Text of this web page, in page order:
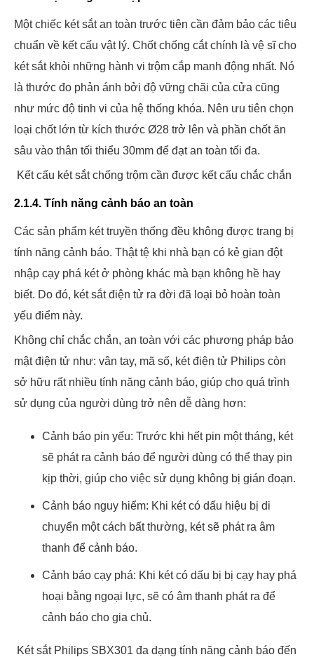
Một chiếc két sắt an toàn trước tiên cần đảm bảo các tiêu
chuẩn về kết cấu vật lý. Chốt chống cắt chính là vệ sĩ cho
két sắt khỏi những hành vi trộm cắp manh động nhất. Nó
là thước đo phản ánh bởi độ vững chãi của cửa cũng
như mức độ tinh vi của hệ thống khóa. Nên ưu tiên chọn
loại chốt lớn từ kích thước Ø28 trở lên và phần chốt ăn
sâu vào thân tối thiểu 30mm để đạt an toàn tối đa.
Kết cấu két sắt chống trộm cần được kết cấu chắc chắn
2.1.4. Tính năng cảnh báo an toàn
Các sản phẩm két truyền thống đều không được trang bị
tính năng cảnh báo. Thật tệ khi nhà bạn có kẻ gian đột
nhập cạy phá két ở phòng khác mà bạn không hề hay
biết. Do đó, két sắt điện tử ra đời đã loại bỏ hoàn toàn
yếu điểm này.
Không chỉ chắc chắn, an toàn với các phương pháp bảo
mật điện tử như: vân tay, mã số, két điện tử Philips còn
sở hữu rất nhiều tính năng cảnh báo, giúp cho quá trình
sử dụng của người dùng trở nên dễ dàng hơn:
Cảnh báo pin yếu: Trước khi hết pin một tháng, két
sẽ phát ra cảnh báo để người dùng có thể thay pin
kịp thời, giúp cho việc sử dụng không bị gián đoạn.
Cảnh báo nguy hiểm: Khi két có dấu hiệu bị di
chuyển một cách bất thường, két sẽ phát ra âm
thanh để cảnh báo.
Cảnh báo cạy phá: Khi két có dấu bị bị cạy hay phá
hoại bằng ngoại lực, sẽ có âm thanh phát ra để
cảnh báo cho gia chủ.
Két sắt Philips SBX301 đa dạng tính năng cảnh báo đến